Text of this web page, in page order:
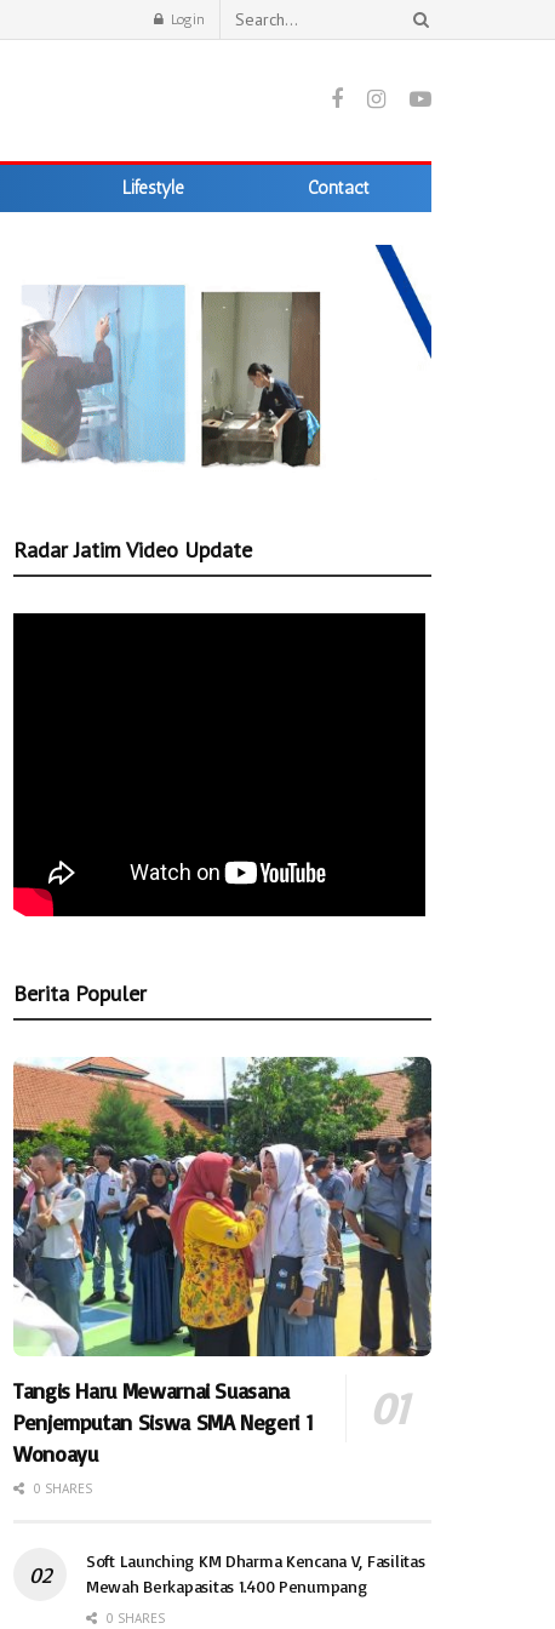
Login
Lifestyle Contact
Radar Jatim Video Update
Berita Populer
Tangis Haru Mewarnai Suasana
Penjemputan Siswa SMA Negeri 1
Wonoayu
0 SHARES
Soft Launching KM Dharma Kencana V, Fasilitas
Mewah Berkapasitas 1.400 Penumpang
0 SHARES